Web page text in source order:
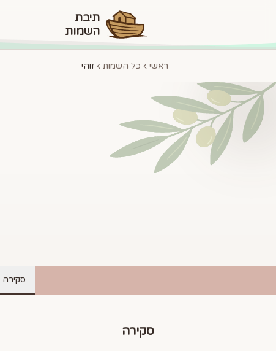
תיבת
השמות
ראשי כל השמות זוהי
סקירה
סקירה